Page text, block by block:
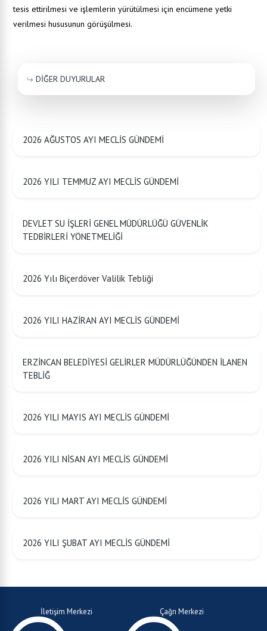
tesis ettirilmesi ve işlemlerin yürütülmesi için encümene yetki
verilmesi hususunun görüşülmesi.
DİĞER DUYURULAR
2026 AĞUSTOS AYI MECLİS GÜNDEMİ
2026 YILI TEMMUZ AYI MECLİS GÜNDEMİ
DEVLET SU İŞLERİ GENEL MÜDÜRLÜĞÜ GÜVENLİK
TEDBİRLERİ YÖNETMELİĞİ
2026 Yılı Biçerdöver Valilik Tebliği
2026 YILI HAZİRAN AYI MECLİS GÜNDEMİ
ERZİNCAN BELEDİYESİ GELİRLER MÜDÜRLÜĞÜNDEN İLANEN
TEBLİĞ
2026 YILI MAYIS AYI MECLİS GÜNDEMİ
2026 YILI NİSAN AYI MECLİS GÜNDEMİ
2026 YILI MART AYI MECLİS GÜNDEMİ
2026 YILI ŞUBAT AYI MECLİS GÜNDEMİ
İletişim Merkezi Çağrı Merkezi